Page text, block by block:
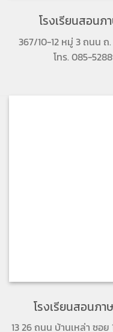
โรงเรียนสอนภ
367/10-12 หมู่ 3 ถนน ถ.
โทร. 085-
โรงเรียนสอนภา
13 26 ถนน บ้านเหล่า ซอ